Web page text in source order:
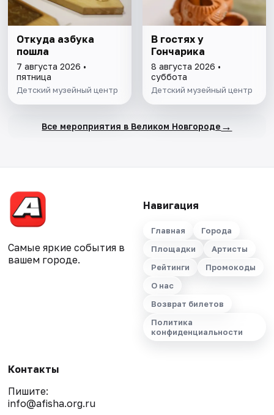
Откуда азбука
пошла
7 августа 2026 •
пятница
Детский музейный центр
В гостях у
Гончарика
8 августа 2026 •
суббота
Детский музейный центр
Все мероприятия в Великом Новгороде →
Самые яркие события в
вашем городе.
Навигация
Главная
Города
Площадки
Артисты
Рейтинги
Промокоды
О нас
Возврат билетов
Политика
конфиденциальности
Контакты
Пишите:
info@afisha.org.ru